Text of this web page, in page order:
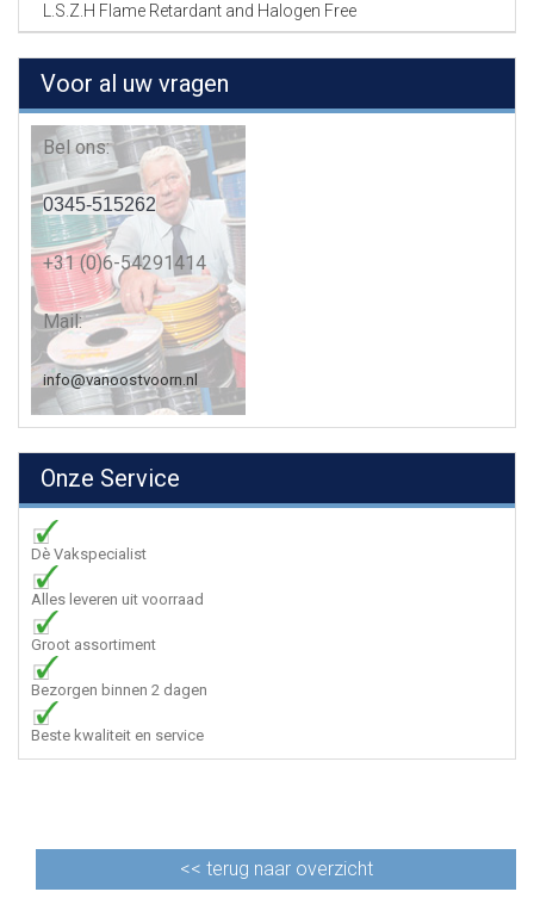
L.S.Z.H Flame Retardant and Halogen Free
Voor al uw vragen
Bel ons:
0345-515262
+31 (0)6-54291414
Mail:
info@vanoostvoorn.nl
Onze Service
Dè Vakspecialist
Alles leveren uit voorraad
Groot assortiment
Bezorgen binnen 2 dagen
Beste kwaliteit en service
<< terug naar overzicht